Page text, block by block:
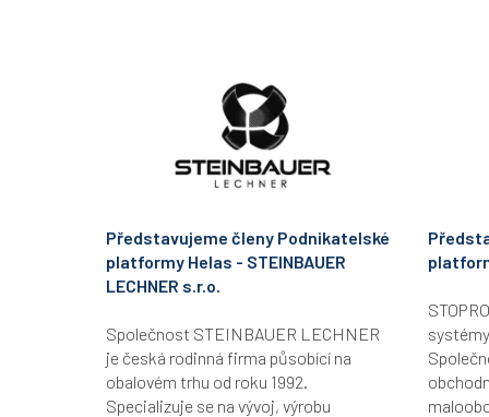
Představujeme členy Podnikatelské
platformy Helas - STEINBAUER
LECHNER s.r.o.
Společnost STEINBAUER LECHNER
je česká rodinná firma působící na
obalovém trhu od roku 1992.
Specializuje se na vývoj, výrobu